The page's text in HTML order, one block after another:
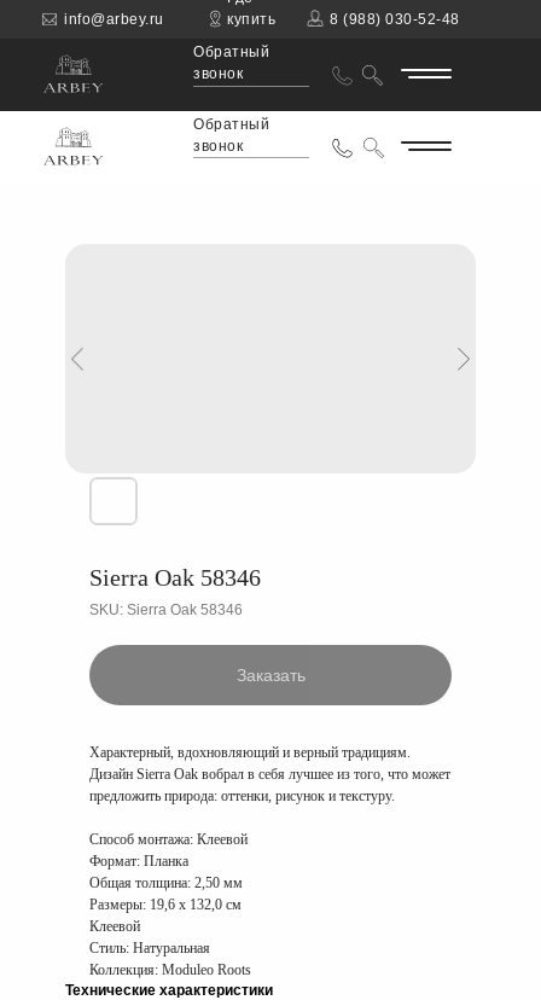
купить
8 (988) 030-52-48
info@arbey.ru
Обратный
звонок
Обратный
звонок
Sierra Oak 58346
SKU: Sierra Oak 58346
Заказать
Характерный, вдохновляющий и верный традициям.
Дизайн Sierra Oak вобрал в себя лучшее из того, что может
предложить природа: оттенки, рисунок и текстуру.
Способ монтажа: Клеевой
Формат: Планка
Общая толщина: 2,50 мм
Размеры: 19,6 x 132,0 см
Клеевой
Стиль: Натуральная
Коллекция: Moduleo Roots
Технические характеристики